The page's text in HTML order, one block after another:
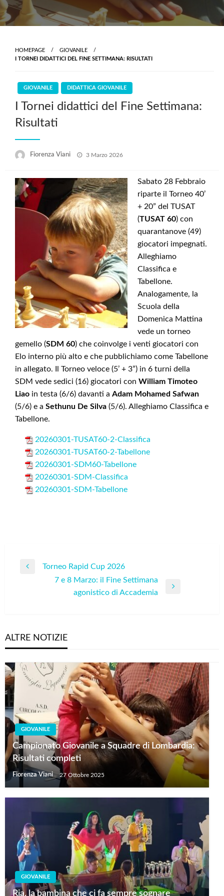
HOMEPAGE
GIOVANILE
I TORNEI DIDATTICI DEL FINE SETTIMANA: RISULTATI
GIOVANILE DIDATTICA GIOVANILE
I Tornei didattici del Fine Settimana:
Risultati
Fiorenza Viani
Posted
3 Marzo 2026
Sabato 28 Febbraio
riparte il Torneo 40’
+ 20” del TUSAT
(TUSAT 60) con
quarantanove (49)
giocatori impegnati.
Alleghiamo
Classifica e
Tabellone.
Analogamente, la
Scuola della
Domenica Mattina
vede un torneo
gemello (SDM 60) che coinvolge i venti giocatori con
Elo interno più alto e che pubblichiamo come Tabellone
in allegato. Il Torneo veloce (5’ + 3”) in 6 turni della
SDM vede sedici (16) giocatori con William Timoteo
Liao in testa (6/6) davanti a Adam Mohamed Safwan
(5/6) e a Sethunu De Silva (5/6). Alleghiamo Classifica e
Tabellone.
20260301-TUSAT60-2-Classifica
20260301-TUSAT60-2-Tabellone
20260301-SDM60-Tabellone
20260301-SDM-Classifica
20260301-SDM-Tabellone
Navigazione
Previous
Torneo Rapid Cup 2026
7 e 8 Marzo: il Fine Settimana
agonistico di Accademia
ALTRE NOTIZIE
GIOVANILE
Campionato Giovanile a Squadre di Lombardia:
Risultati completi
Fiorenza Viani 27 Ottobre 2025
GIOVANILE
Ria, la bambina che ci fa sempre sognare